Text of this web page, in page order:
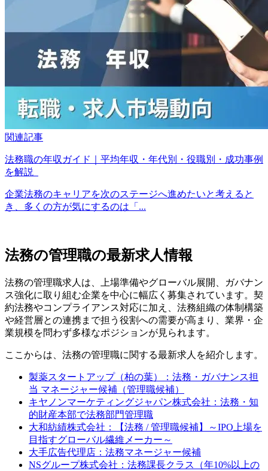
関連記事
法務職の年収ガイド｜平均年収・年代別・役職別・成功事例
を解説
企業法務のキャリアを次のステージへ進めたいと考えると
き、多くの方が気にするのは「...
法務の管理職の最新求人情報
法務の管理職求人は、上場準備やグローバル展開、ガバナン
ス強化に取り組む企業を中心に幅広く募集されています。契
約法務やコンプライアンス対応に加え、法務組織の体制構築
や経営層との連携まで担う役割への需要が高まり、業界・企
業規模を問わず多様なポジションが見られます。
ここからは、法務の管理職に関する最新求人を紹介します。
製薬スタートアップ（柏の葉）：法務・ガバナンス担
当 マネージャー候補（管理職候補）
キヤノンマーケティングジャパン株式会社：法務・知
的財産本部で法務部門管理職
大和紡績株式会社：【法務 / 管理職候補】～IPO上場を
目指すグローバル繊維メーカー～
大手広告代理店：法務マネージャー候補
NSグループ株式会社：法務課長クラス（年10%以上の